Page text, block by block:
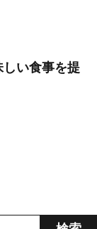
い食事を提